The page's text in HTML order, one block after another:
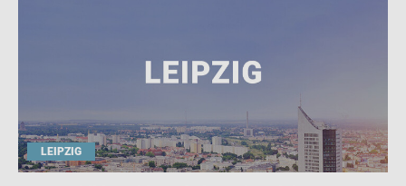
LEIPZIG